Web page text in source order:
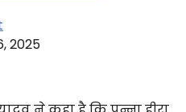
2025